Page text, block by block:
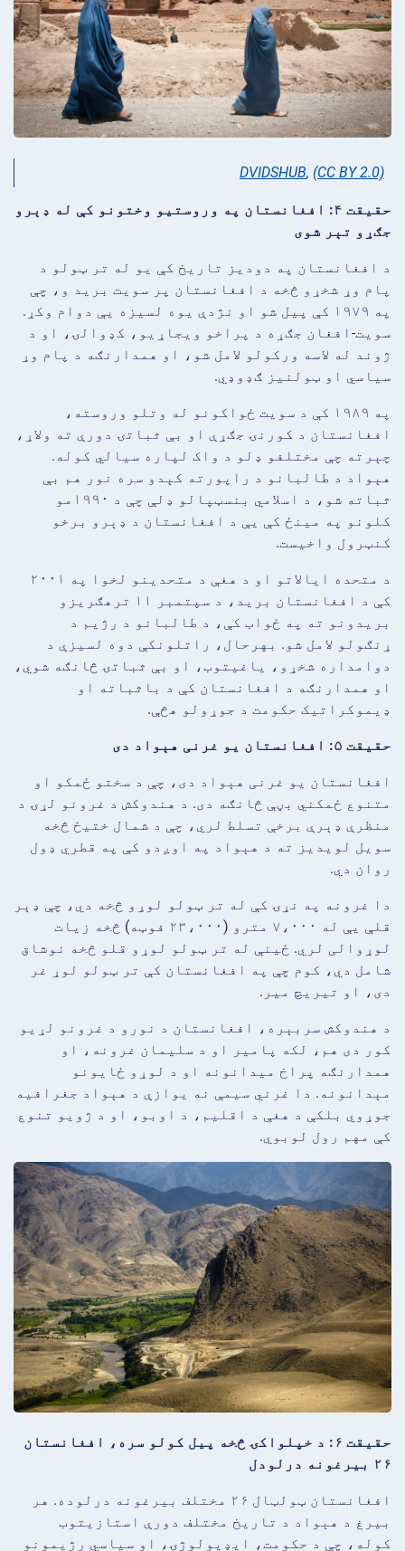
DVIDSHUB, (CC BY 2.0)
حقیقت ۴: افغانستان په وروستیو وختونو کې له ډېرو
جګړو تېر شوی
د افغانستان په دودیز تاریخ کې یو له تر ټولو د
پام وړ شخړو څخه د افغانستان پر سویت برید و، چې
په ۱۹۷۹ کې پیل شو او نژدې یوه لسیزه یې دوام وکړ.
سویت-افغان جګړه د پراخو ویجاړیو، کډوالۍ، او د
ژوند له لاسه ورکولو لامل شو، او همدارنګه د پام وړ
سیاسي او ټولنیز ګډوډي.
په ۱۹۸۹ کې د سویت ځواکونو له وتلو وروسته،
افغانستان د کورنۍ جګړې او بې ثباتۍ دورې ته ولاړ،
چېرته چې مختلفو ډلو د واک لپاره سیالي کوله.
هېواد د طالبانو د راپورته کېدو سره نور هم بې
ثباته شو، د اسلامي بنسټپالو ډلې چې د ۱۹۹۰مو
کلونو په مینځ کې یې د افغانستان د ډېرو برخو
کنټرول واخیست.
د متحده ایالاتو او د هغې د متحدینو لخوا په ۲۰۰۱
کې د افغانستان برید، د سپتمبر ۱۱ ترهګریزو
بریدونو ته په ځواب کې، د طالبانو د رژیم د
ړنګولو لامل شو. بهرحال، راتلونکې دوه لسیزې د
دوامداره شخړو، یاغیتوب، او بې ثباتۍ څانګه شوي،
او همدارنګه د افغانستان کې د باثباته او
ډیموکراتیک حکومت د جوړولو هڅې.
حقیقت ۵: افغانستان یو غرنی هېواد دی
افغانستان یو غرنی هېواد دی، چې د سختو ځمکو او
متنوع ځمکني بڼې څانګه دی. د هندوکش د غرونو لړۍ د
منظرې ډېرې برخې تسلط لري، چې د شمال ختیځ څخه
سویل لویدیز ته د هېواد په اوږدو کې په قطري ډول
روان دي.
دا غرونه په نړۍ کې له تر ټولو لوړو څخه دي، چې ډېر
قلې یې له ۷،۰۰۰ مترو (۲۳،۰۰۰ فوټه) څخه زیات
لوړوالی لري. ځینې له تر ټولو لوړو قلو څخه نوشاق
شامل دي، کوم چې په افغانستان کې تر ټولو لوړ غر
دی، او تیریچ میر.
د هندوکش سربېره، افغانستان د نورو د غرونو لړیو
کور دی هم، لکه پامیر او د سلیمان غرونه، او
همدارنګه پراخ میدانونه او د لوړو ځایونو
مېدانونه. دا غرني سیمې نه یوازې د هېواد جغرافیه
جوړوي بلکې د هغې د اقلیم، د اوبو، او د ژويو تنوع
کې مهم رول لوبوي.
حقیقت ۶: د خپلواکۍ څخه پیل کولو سره، افغانستان
۲۶ بیرغونه درلودل
افغانستان ټولټال ۲۶ مختلف بیرغونه درلوده. هر
بیرغ د هېواد د تاریخ مختلف دورې استازیتوب
کوله، چې د حکومت، ایډیولوژۍ، او سیاسي رژیمونو